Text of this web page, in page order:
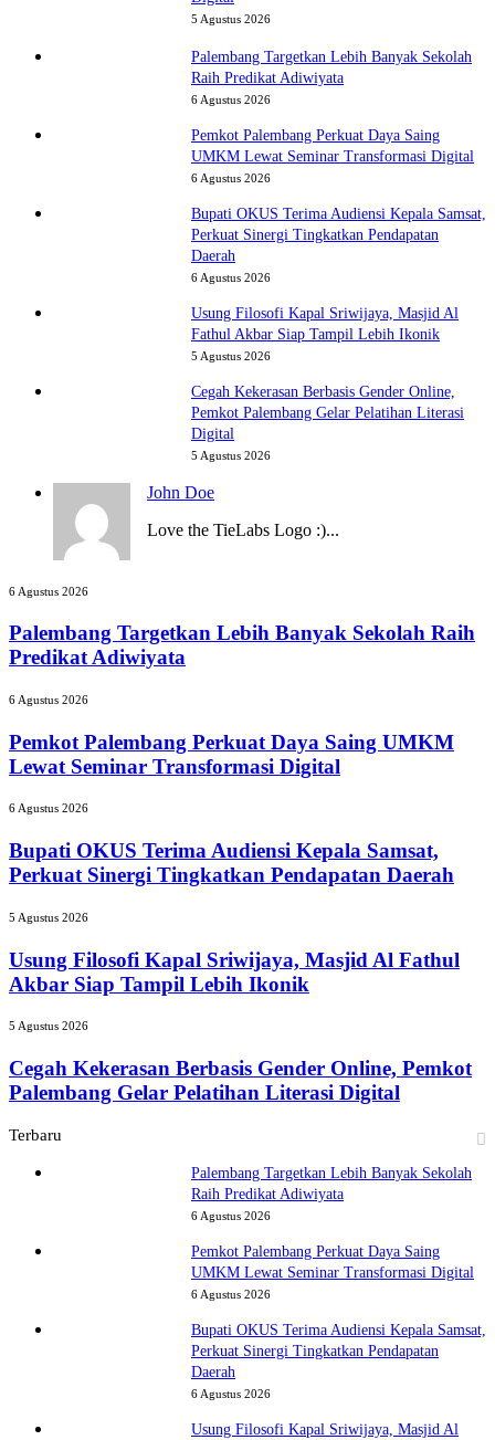
5 Agustus 2026
Palembang Targetkan Lebih Banyak Sekolah
Raih Predikat Adiwiyata
6 Agustus 2026
Pemkot Palembang Perkuat Daya Saing
UMKM Lewat Seminar Transformasi Digital
6 Agustus 2026
Bupati OKUS Terima Audiensi Kepala Samsat,
Perkuat Sinergi Tingkatkan Pendapatan
Daerah
6 Agustus 2026
Usung Filosofi Kapal Sriwijaya, Masjid Al
Fathul Akbar Siap Tampil Lebih Ikonik
5 Agustus 2026
Cegah Kekerasan Berbasis Gender Online,
Pemkot Palembang Gelar Pelatihan Literasi
Digital
5 Agustus 2026
John Doe
Love the TieLabs Logo :)...
Palembang
Lebih
Banyak
Sekolah
Predikat
6 Agustus 2026
Palembang Targetkan Lebih Banyak Sekolah Raih
Predikat Adiwiyata
Pemkot
Perkuat
Daya
Saing
Lewat
Transformasi
Digital
6 Agustus 2026
Pemkot Palembang Perkuat Daya Saing UMKM
Lewat Seminar Transformasi Digital
Bupati
Terima
Audiensi
Kepala
Perkuat
Tingkatkan
Pendapatan
6 Agustus 2026
Bupati OKUS Terima Audiensi Kepala Samsat,
Perkuat Sinergi Tingkatkan Pendapatan Daerah
Usung
Kapal
Sriwijaya,
Masjid
Fathul
Siap
Tampil
Ikonik
5 Agustus 2026
Usung Filosofi Kapal Sriwijaya, Masjid Al Fathul
Akbar Siap Tampil Lebih Ikonik
Cegah
Berbasis
Gender
Online,
Palembang
5 Agustus 2026
Cegah Kekerasan Berbasis Gender Online, Pemkot
Palembang Gelar Pelatihan Literasi Digital
Terbaru
Palembang Targetkan Lebih Banyak Sekolah
Raih Predikat Adiwiyata
6 Agustus 2026
Pemkot Palembang Perkuat Daya Saing
UMKM Lewat Seminar Transformasi Digital
6 Agustus 2026
Bupati OKUS Terima Audiensi Kepala Samsat,
Perkuat Sinergi Tingkatkan Pendapatan
Daerah
6 Agustus 2026
Usung Filosofi Kapal Sriwijaya, Masjid Al